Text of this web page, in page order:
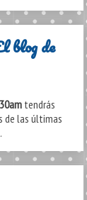
blog de
tendrás
de las últimas